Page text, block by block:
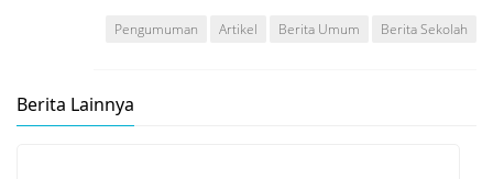
Pengumuman Artikel Berita Umum Berita Sekolah
Berita Lainnya